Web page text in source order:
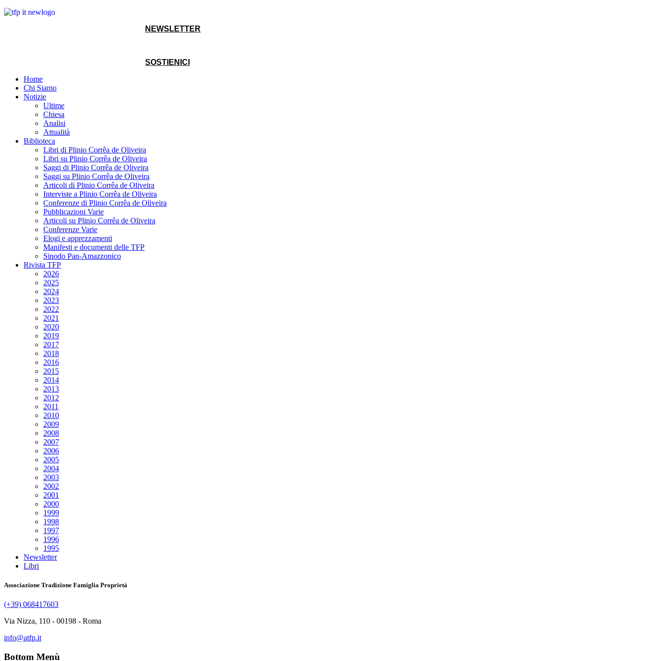
NEWSLETTER
SOSTIENICI
Home
Chi Siamo
Notizie
Ultime
Chiesa
Analisi
Attualità
Biblioteca
Libri di Plinio Corrêa de Oliveira
Libri su Plinio Corrêa de Oliveira
Saggi di Plinio Corrêa de Oliveira
Saggi su Plinio Corrêa de Oliveira
Articoli di Plinio Corrêa de Oliveira
Interviste a Plinio Corrêa de Oliveira
Conferenze di Plinio Corrêa de Oliveira
Pubblicazioni Varie
Articoli su Plinio Corrêa de Oliveira
Conferenze Varie
Elogi e apprezzamenti
Manifesti e documenti delle TFP
Sinodo Pan-Amazzonico
Rivista TFP
2026
2025
2024
2023
2022
2021
2020
2019
2017
2018
2016
2015
2014
2013
2012
2011
2010
2009
2008
2007
2006
2005
2004
2003
2002
2001
2000
1999
1998
1997
1996
1995
Newsletter
Libri
Associazione Tradizione Famiglia Proprietà
(+39) 068417603
Via Nizza, 110 - 00198 - Roma
info@atfp.it
Bottom Menù